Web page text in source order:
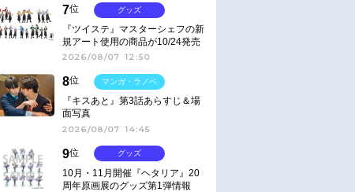
7位
『ツイステ』マスターシェフの新
規アート使用の商品が10/24発売
2026/08/07 12:50
グッズ
8位
『キスあと』第3話あらすじ＆場
面写真
2026/08/07 14:45
マンガ・ラノベ
9位
10月・11月開催『ヘタリア』20
周年原画展のグッズ第1弾情報
グッズ